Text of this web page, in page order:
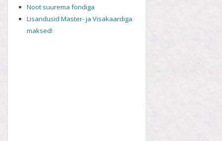
Noot suurema fondiga
Lisandusid Master- ja Visakaardiga
maksed!